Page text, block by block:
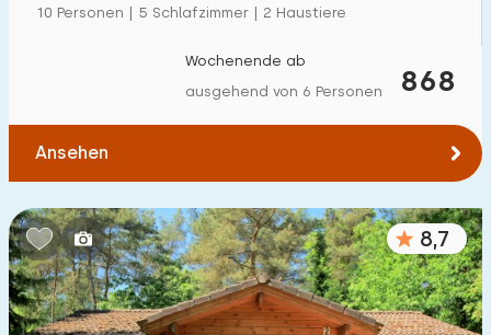
Rollstuhlgerecht
10 Personen | 5 Schlafzimmer | 2 Haustiere
868
Wochenende ab
ausgehend von 6 Personen
Ansehen
8,7